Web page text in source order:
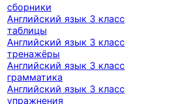
сборники
Английский язык 3 класс
таблицы
Английский язык 3 класс
тренажёры
Английский язык 3 класс
грамматика
Английский язык 3 класс
упражнения